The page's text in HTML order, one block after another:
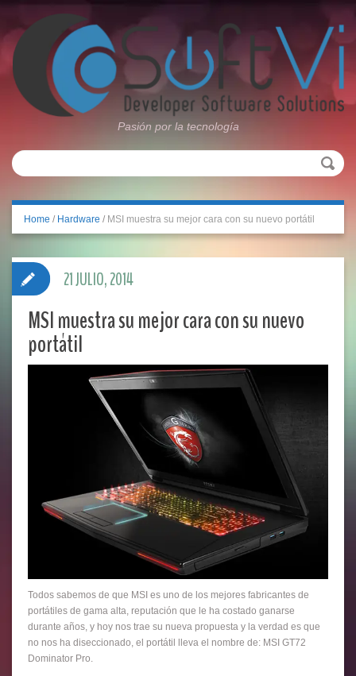
Pasión por la tecnología
Home / Hardware / MSI muestra su mejor cara con su nuevo portátil
MSI muestra su mejor cara con su nuevo
portátil
Todos sabemos de que MSI es uno de los mejores fabricantes de
portátiles de gama alta, reputación que le ha costado ganarse
durante años, y hoy nos trae su nueva propuesta y la verdad es que
no nos ha diseccionado, el portátil lleva el nombre de: MSI GT72
Dominator Pro.
21 JULIO, 2014